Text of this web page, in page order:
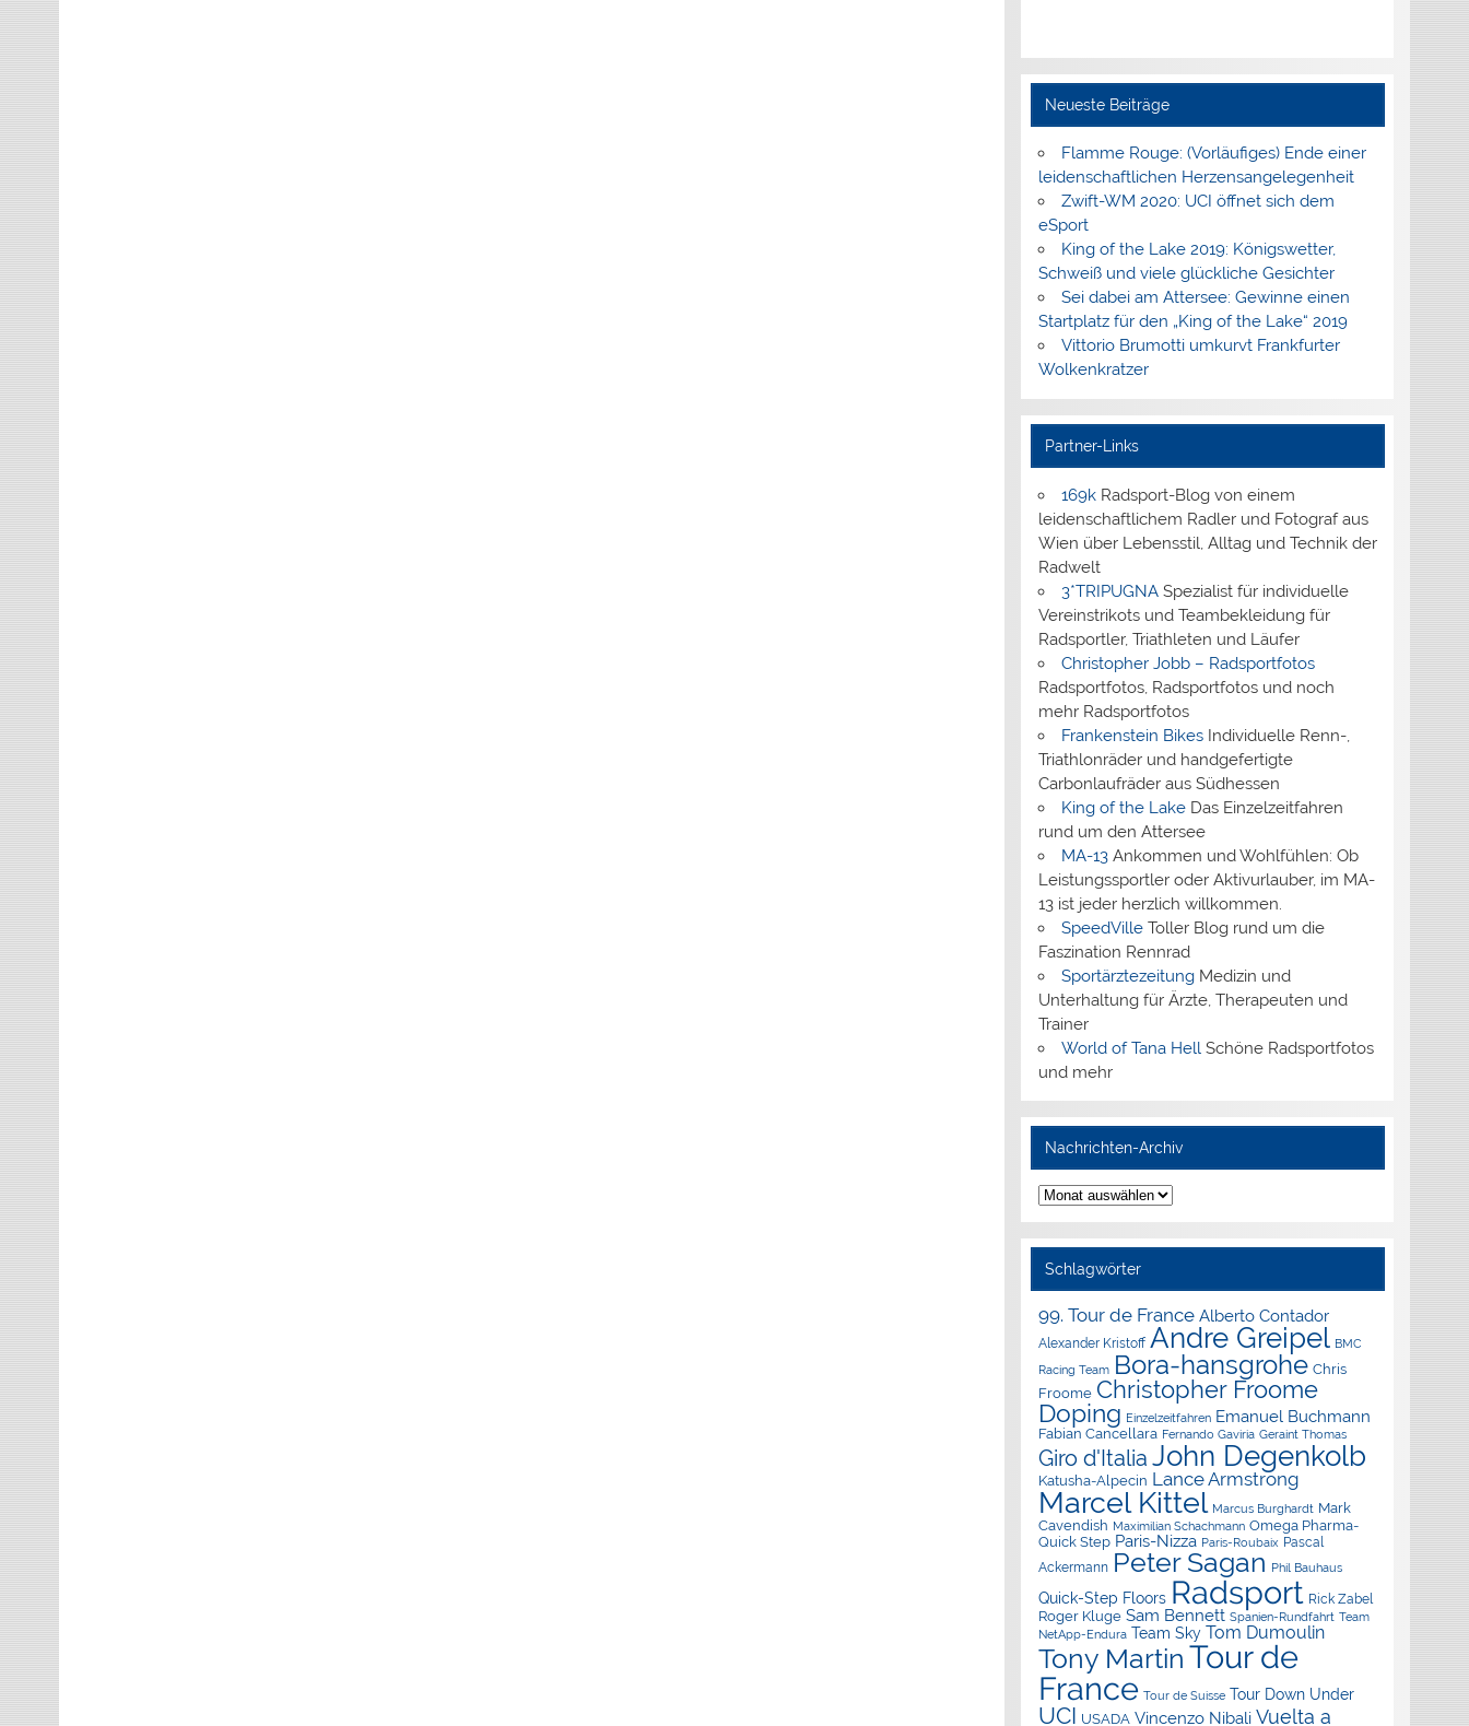
Neueste Beiträge
Flamme Rouge: (Vorläufiges) Ende einer
leidenschaftlichen Herzensangelegenheit
Zwift-WM 2020: UCI öffnet sich dem
eSport
King of the Lake 2019: Königswetter,
Schweiß und viele glückliche Gesichter
Sei dabei am Attersee: Gewinne einen
Startplatz für den „King of the Lake“ 2019
Vittorio Brumotti umkurvt Frankfurter
Wolkenkratzer
Partner-Links
169kRadsport-Blog von einem
leidenschaftlichem Radler und Fotograf aus
Wien über Lebensstil, Alltag und Technik der
Radwelt
3*TRIPUGNASpezialist für individuelle
Vereinstrikots und Teambekleidung für
Radsportler, Triathleten und Läufer
Christopher Jobb – Radsportfotos
Radsportfotos, Radsportfotos und noch
mehr Radsportfotos
Frankenstein BikesIndividuelle Renn-,
Triathlonräder und handgefertigte
Carbonlaufräder aus Südhessen
King of the LakeDas Einzelzeitfahren
rund um den Attersee
MA-13Ankommen und Wohlfühlen: Ob
Leistungssportler oder Aktivurlauber, im MA-
13 ist jeder herzlich willkommen.
SpeedVilleToller Blog rund um die
Faszination Rennrad
SportärztezeitungMedizin und
Unterhaltung für Ärzte, Therapeuten und
Trainer
World of Tana Hell Schöne Radsportfotos
und mehr
Nachrichten-Archiv
Nachrichten-
Archiv
Schlagwörter
99. Tour de France Alberto Contador
Alexander Kristoff Andre Greipel BMC
Racing Team Bora-hansgrohe Chris
Froome Christopher Froome
Doping Einzelzeitfahren Emanuel Buchmann
Fabian Cancellara Fernando Gaviria Geraint Thomas
Giro d'Italia John Degenkolb
Katusha-Alpecin Lance Armstrong
Marcel Kittel Marcus Burghardt Mark
Cavendish Maximilian Schachmann Omega Pharma-
Quick Step Paris-Nizza Paris-Roubaix Pascal
Ackermann Peter Sagan Phil Bauhaus
Quick-Step Floors Radsport Rick Zabel
Roger Kluge Sam Bennett Spanien-Rundfahrt Team
NetApp-Endura Team Sky Tom Dumoulin
Tony Martin Tour de
France Tour de Suisse Tour Down Under
UCI USADA Vincenzo Nibali Vuelta a